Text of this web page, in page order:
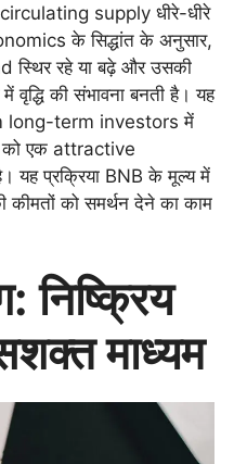
supply धीरे-धीरे
के सिद्धांत के अनुसार,
स्थिर रहे या बढ़े और उसकी
की संभावना बनती है। यह
long-term investors में
को एक attractive
यह प्रक्रिया BNB के मूल्य में
कीमतों को समर्थन देने का काम
निष्क्रिय
माध्यम